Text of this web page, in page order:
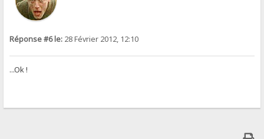
Réponse #6 le: 28 Février 2012, 12:10
...Ok !